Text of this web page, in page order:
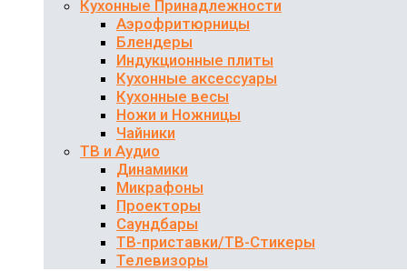
Кухонные Принадлежности
Аэрофритюрницы
Блендеры
Индукционные плиты
Кухонные аксессуары
Кухонные весы
Ножи и Ножницы
Чайники
ТВ и Аудио
Динамики
Микрафоны
Проекторы
Саундбары
ТВ-приставки/ТВ-Стикеры
Телевизоры